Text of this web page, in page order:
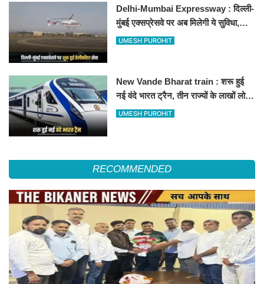
Delhi-Mumbai Expressway : दिल्ली-
मुंबई एक्सप्रेसवे पर अब मिलेगी ये सुविधा,
हेलीकॉप्टर सर्विस से तुरंत घायल पहुंचेगा
UMESH PUROHIT
New Vande Bharat train : शरू हुई
नई वंदे भारत ट्रैन, तीन राज्यों के लाखों लोगों
का सफर होगा आसान, देखें पूरा रूटमैप
UMESH PUROHIT
RECOMMENDED